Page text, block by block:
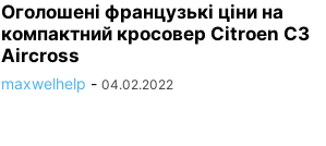
Оголошені французькі ціни на
компактний кросовер Citroen C3
Aircross
maxwelhelp - 04.02.2022